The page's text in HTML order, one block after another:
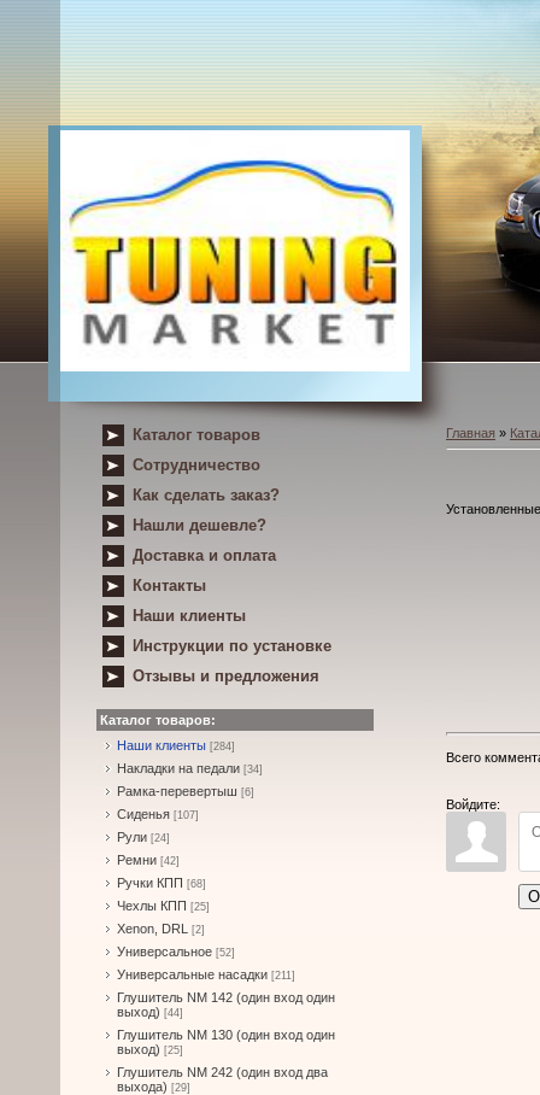
Каталог товаров
Сотрудничество
Как сделать заказ?
Нашли дешевле?
Доставка и оплата
Контакты
Наши клиенты
Инструкции по установке
Отзывы и предложения
Каталог товаров:
Наши клиенты [284]
Накладки на педали [34]
Рамка-перевертыш [6]
Сиденья [107]
Рули [24]
Ремни [42]
Ручки КПП [68]
Чехлы КПП [25]
Xenon, DRL [2]
Универсальное [52]
Универсальные насадки [211]
Глушитель NM 142 (один вход один
выход) [44]
Глушитель NM 130 (один вход один
выход) [25]
Глушитель NM 242 (один вход два
выхода) [29]
Главная »
Всего
Войдите: